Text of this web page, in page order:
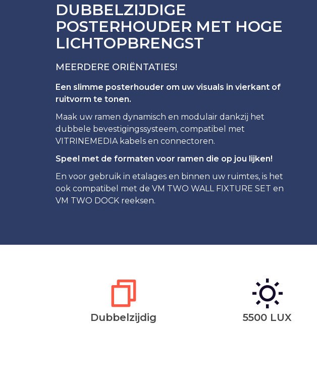
DUBBELZIJDIGE
POSTERHOUDER MET HOGE
LICHTOPBRENGST
MEERDERE ORIËNTATIES!
Een slimme posterhouder om uw visuals in vierkant of
ruitvorm te tonen.
Maak uw ramen dynamisch en modulair dankzij het
dubbele bevestigingssysteem, compatibel met
VITRINEMEDIA kabels en connectoren.
Speel met de formaten voor ramen die op jou lijken!
En voor gebruik in etalages en binnen uw ruimtes, is het
ook compatibel met de VM TWO WALL FIXTURE SET en
VM TWO DOCK reeksen.
Dubbelzijdig 5500 LUX